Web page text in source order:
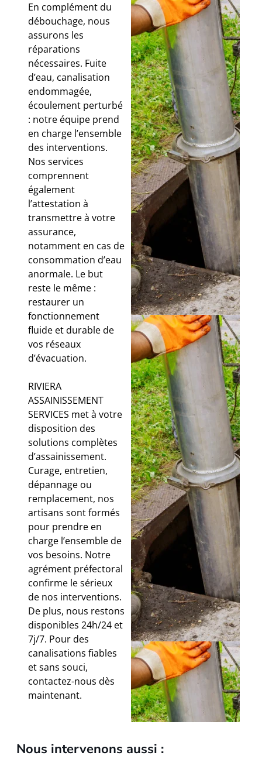
En complément du
débouchage, nous
assurons les
réparations
nécessaires. Fuite
d’eau, canalisation
endommagée,
écoulement perturbé
: notre équipe prend
en charge l’ensemble
des interventions.
Nos services
comprennent
également
l’attestation à
transmettre à votre
assurance,
notamment en cas de
consommation d’eau
anormale. Le but
reste le même :
restaurer un
fonctionnement
fluide et durable de
vos réseaux
d’évacuation.
RIVIERA
ASSAINISSEMENT
SERVICES met à votre
disposition des
solutions complètes
d’assainissement.
Curage, entretien,
dépannage ou
remplacement, nos
artisans sont formés
pour prendre en
charge l’ensemble de
vos besoins. Notre
agrément préfectoral
confirme le sérieux
de nos interventions.
De plus, nous restons
disponibles 24h/24 et
7j/7. Pour des
canalisations fiables
et sans souci,
contactez-nous dès
maintenant.
Nous intervenons aussi :